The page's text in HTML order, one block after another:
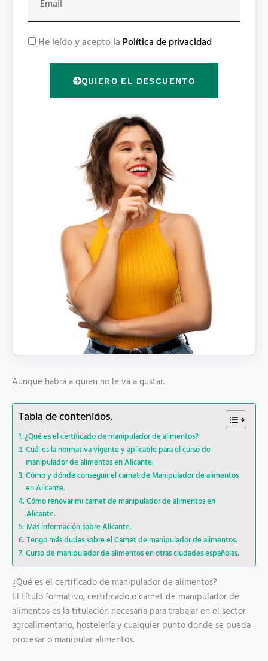
a
iR He leído y acepto la Política de privacidad
QUIERO EL DESCUENTO
Aunque habrá a quien no le va a gustar.
Tabla de contenidos.
¿Qué es el certificado de manipulador de alimentos?
Cuál es la normativa vigente y aplicable para el curso de
manipulador de alimentos en Alicante.
Cómo y dónde conseguir el carnet de Manipulador de alimentos
en Alicante.
Cómo renovar mi carnet de manipulador de alimentos en
Alicante.
Más información sobre Alicante.
Tengo más dudas sobre el Carnet de manipulador de alimentos.
Curso de manipulador de alimentos en otras ciudades españolas.
¿Qué es el certificado de manipulador de alimentos?
El título formativo, certificado o carnet de manipulador de
alimentos es la titulación necesaria para trabajar en el sector
agroalimentario, hostelería y cualquier punto donde se pueda
procesar o manipular alimentos.